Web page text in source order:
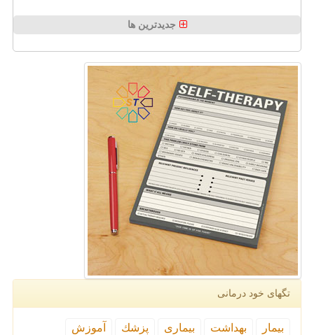
جدیدترین ها
تگهای خود درمانی
بیمار بهداشت بیماری پزشك
آموزش